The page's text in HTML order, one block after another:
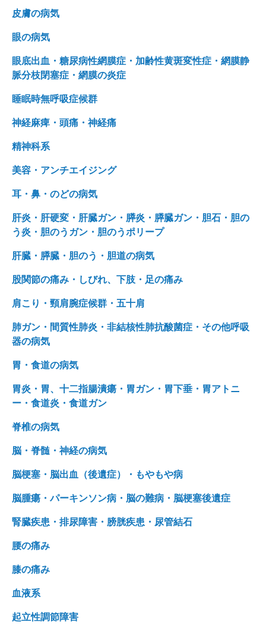
皮膚の病気
眼の病気
眼底出血・糖尿病性網膜症・加齢性黄斑変性症・網膜静
脈分枝閉塞症・網膜の炎症
睡眠時無呼吸症候群
神経麻痺・頭痛・神経痛
精神科系
美容・アンチエイジング
耳・鼻・のどの病気
肝炎・肝硬変・肝臓ガン・膵炎・膵臓ガン・胆石・胆の
う炎・胆のうガン・胆のうポリープ
肝臓・膵臓・胆のう・胆道の病気
股関節の痛み・しびれ、下肢・足の痛み
肩こり・頸肩腕症候群・五十肩
肺ガン・間質性肺炎・非結核性肺抗酸菌症・その他呼吸
器の病気
胃・食道の病気
胃炎・胃、十二指腸潰瘍・胃ガン・胃下垂・胃アトニ
ー・食道炎・食道ガン
脊椎の病気
脳・脊髄・神経の病気
脳梗塞・脳出血（後遺症）・もやもや病
脳腫瘍・パーキンソン病・脳の難病・脳梗塞後遺症
腎臓疾患・排尿障害・膀胱疾患・尿管結石
腰の痛み
膝の痛み
血液系
起立性調節障害